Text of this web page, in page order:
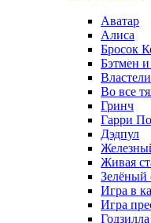
Аватар
Алиса
Бросок
Бэтмен
Во все
Гринч
Гарри
Дэдпул
Живая
Зелёный
Игра в
Игра
Годзилла